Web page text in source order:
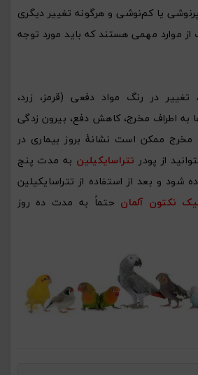
یا کم‌نوشی و هرگونه تغییر دیگری
از موارد مهمی هستند که باید مورد توجه
در رنگ مواد دفعی (قرمز، زرد،
به اطراف مخرج، کاهش دفع، بیرون زدگی
ممکن است نشانۀ بروز بیماری در
از پودر تتراسایکیلین به مدت پنج
شود و بعد از استفاده از تتراسایکیلین
نکتون آلمان حتماً به مدت ده روز